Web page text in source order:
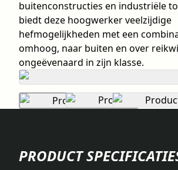
buitenconstructies en industriële
biedt deze hoogwerker veelzijdige
hefmogelijkheden met een
omhoog, naar buiten en over
ongeëvenaard in zijn klasse.
PRODUCT